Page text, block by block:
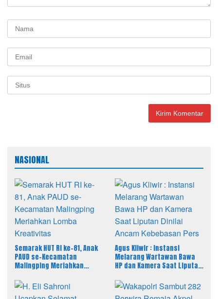
NASIONAL
Semarak HUT RI ke-81, Anak
PAUD se-Kecamatan
Malingping Meriahkan
Agus Kliwir : Instansi
Melarang Wartawan Bawa
HP dan Kamera Saat Liputan
Pers